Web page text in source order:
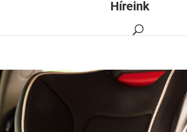
Híreink